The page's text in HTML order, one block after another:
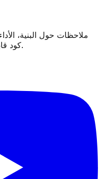
ملاحظات حول البنية،
كود قابلة لإعادة الاستخدام وأدوات مساعدة.